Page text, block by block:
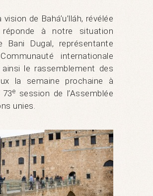
de Bahá’u’lláh, révélée
à notre situation
Bani Dugal, représentante
internationale
ainsi le rassemblement des
la semaine prochaine à
e session de l’Assemblée
unies.